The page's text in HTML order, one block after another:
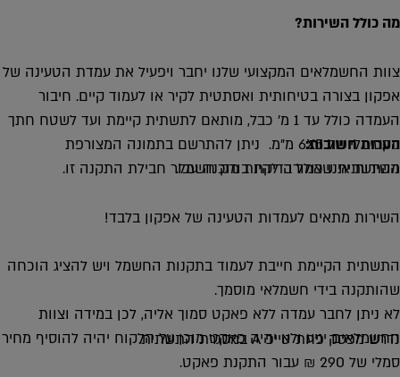
מה כולל השירות?
צוות החשמלאים המקצועי שלנו יחבר ויפעיל את עמדת הטעינה של
אפקון בצורה בטיחותית ואסתטית לקיר או לעמוד קיים. חיבור
העמדה כולל עד 1 מ’ כבל, מותאם לתשתית קיימת ועד לשטח חתך
מקסימלי של 6X5 מ”מ. ניתן להתרשם בתמונה המצורפת
מהתשתית שאמורה להיות מוכנה עבור חבילת התקנה זו.
הערות חשובות:
השירות אינו כולל בדיקת בודק חשמל.
השירות מתאים לעמדות הטעינה של אפקון בלבד!
התשתית הקיימת חייבת לעמוד בתקנות החשמל ויש להציג הוכחה
שהותקנה בידי חשמלאי מוסמך.
לא ניתן לחבר עמדה ללא פאקט סמוך אליה, לכן במידה וצוות
החשמלאים יגיע ולא יהיה פאקט מוכן על הלקוח יהיה להוסיף מחיר
סמלי של 290 ₪ עבור התקנת פאקט.
נדרש מפסק פחת טייפ A במסגרת התשתית.